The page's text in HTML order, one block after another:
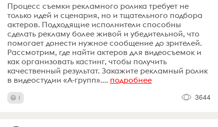
Процесс съемки рекламного ролика требует не
только идей и сценария, но и тщательного подбора
актеров. Подходящие исполнители способны
сделать рекламу более живой и убедительной, что
помогает донести нужное сообщение до зрителей.
Рассмотрим, где найти актеров для видеосъемок и
как организовать кастинг, чтобы получить
качественный результат. Закажите рекламный ролик
в видеостудии «А-групп».... подробнее
1 3644